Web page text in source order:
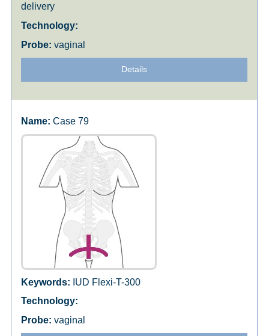
delivery
vaginal
Details
Case 79
IUD Flexi-T-300
vaginal